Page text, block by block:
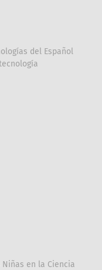
del Español
en la Ciencia